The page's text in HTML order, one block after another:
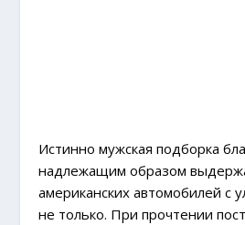
Истинно мужская подборка
надлежащим образом
американских автомобилей с
не только. При прочтении